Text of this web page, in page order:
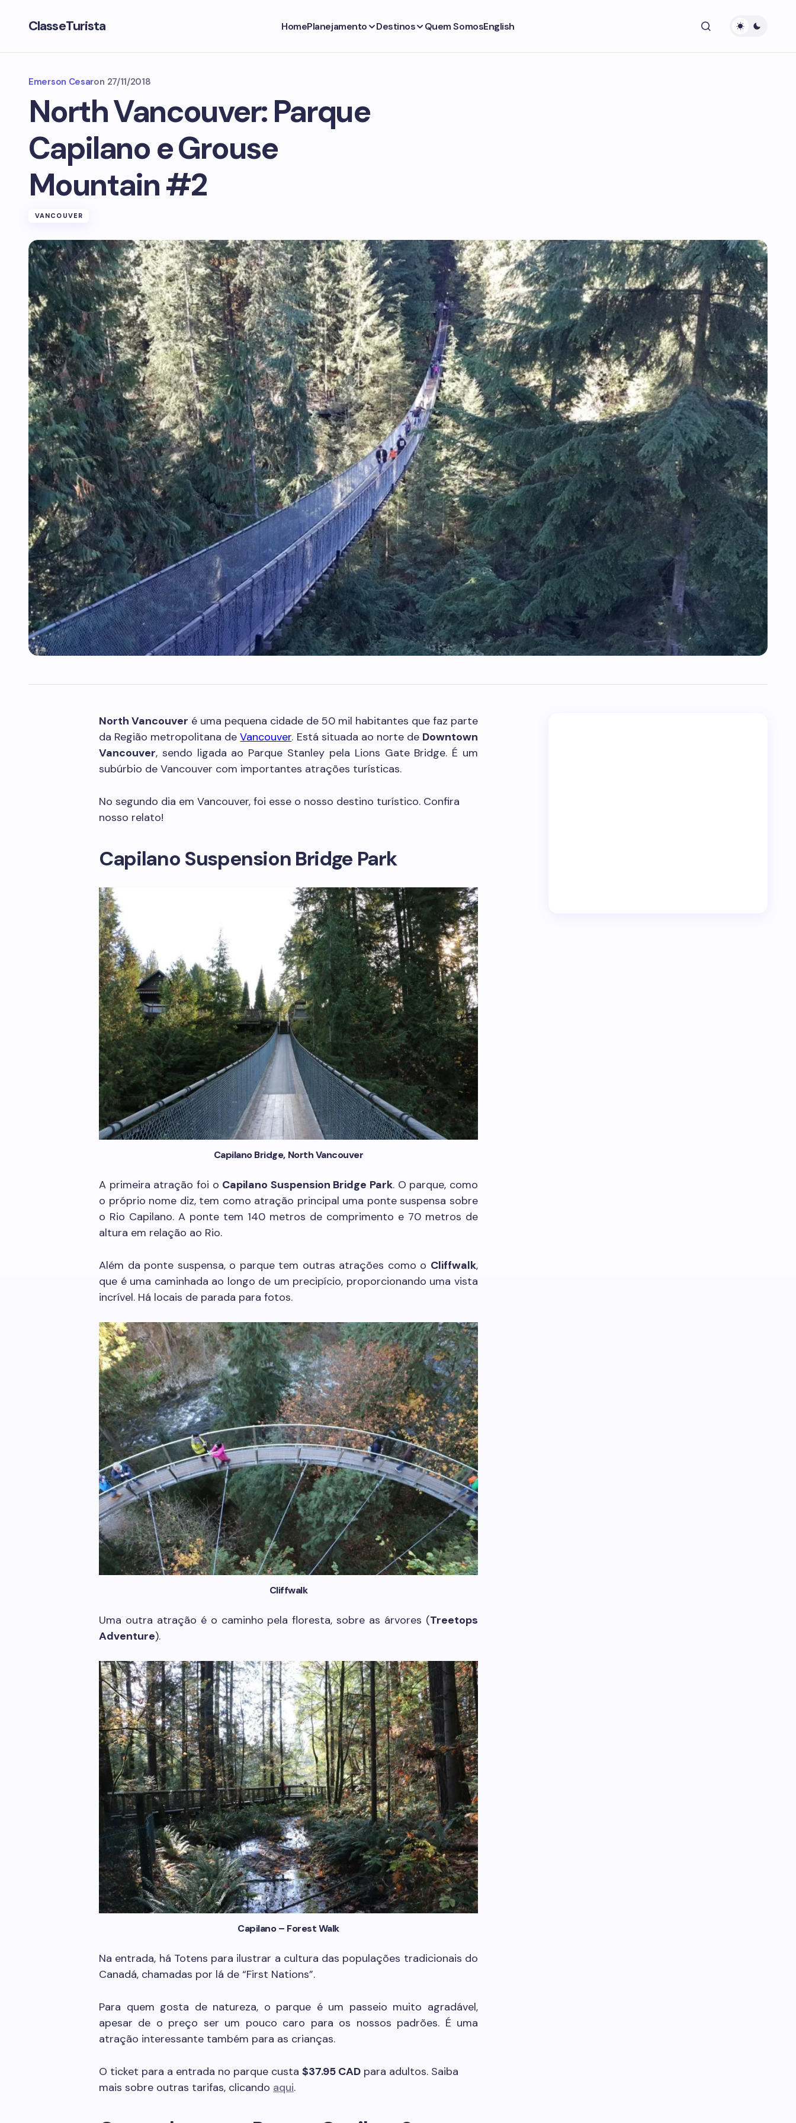
ClasseTurista HomePlanejamento Destinos Quem SomosEnglish
Emerson Cesaron 27/11/2018
North Vancouver: Parque
Capilano e Grouse
Mountain #2
VANCOUVER
North Vancouver é uma pequena cidade de 50 mil habitantes que faz parte
da Região metropolitana deVancouver. Está situada ao norte de Downtown
Vancouver, sendo ligada ao Parque Stanley pela Lions Gate Bridge. É um
subúrbio de Vancouver com importantes atrações turísticas.
No segundo dia em Vancouver, foi esse o nosso destino turístico. Confira
nosso relato!
Capilano Suspension Bridge Park
Capilano Bridge, North Vancouver
A primeira atração foi o Capilano Suspension Bridge Park. O parque, como
o próprio nome diz, tem como atração principal uma ponte suspensa sobre
o Rio Capilano. A ponte tem 140 metros de comprimento e 70 metros de
altura em relação ao Rio.
Além da ponte suspensa, o parque tem outras atrações como o Cliffwalk,
que é uma caminhada ao longo de um precipício, proporcionando uma vista
incrível. Há locais de parada para fotos.
Cliffwalk
Uma outra atração é o caminho pela floresta, sobre as árvores (Treetops
Adventure).
Capilano – Forest Walk
Na entrada, há Totens para ilustrar a cultura das populações tradicionais do
Canadá, chamadas por lá de “First Nations”.
Para quem gosta de natureza, o parque é um passeio muito agradável,
apesar de o preço ser um pouco caro para os nossos padrões. É uma
atração interessante também para as crianças.
O ticket para a entrada no parque custa $37.95 CAD para adultos. Saiba
mais sobre outras tarifas, clicando aqui.